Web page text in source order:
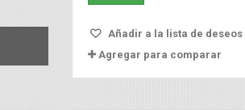
Añadir a la lista de deseos
Agregar para comparar